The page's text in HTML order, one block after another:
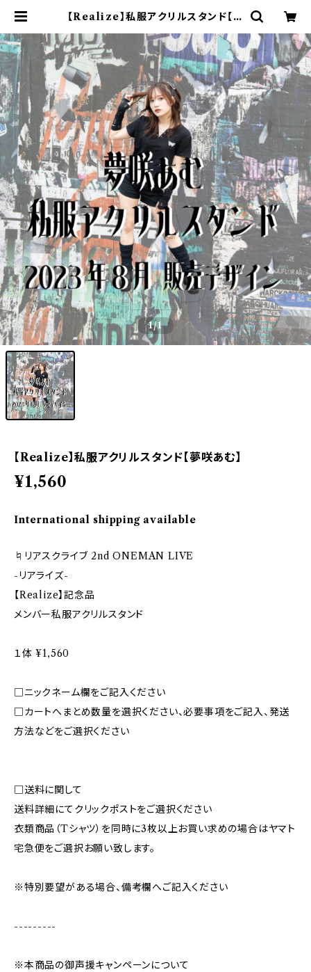
【Realize】私服アクリルスタンド【夢
ャルwebショップ
1/1
【Realize】私服アクリルスタンド【夢咲あむ】
¥1,560
International shipping available
♮リアスクライブ 2nd ONEMAN LIVE
-リアライズ-
【Realize】記念品
メンバー私服アクリルスタンド
１体 ¥1,560
□ニックネーム欄をご記入ください
□カートへまとめ数量を選択ください、必要事項をご記入、発送
方法などをご選択ください
□送料に関して
送料詳細にてクリックポストをご選択ください
衣類商品（Tシャツ）を同時に3枚以上お買い求めの場合はヤマト
宅急便をご選択お願い致します。
※特別要望がある場合、備考欄へご記入ください
---------
※本商品の御声援キャンペーンについて